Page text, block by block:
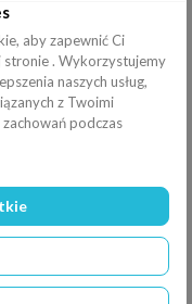
×
aby zapewnić Ci
stronie . Wykorzystujemy
naszych usług,
z Twoimi
podczas